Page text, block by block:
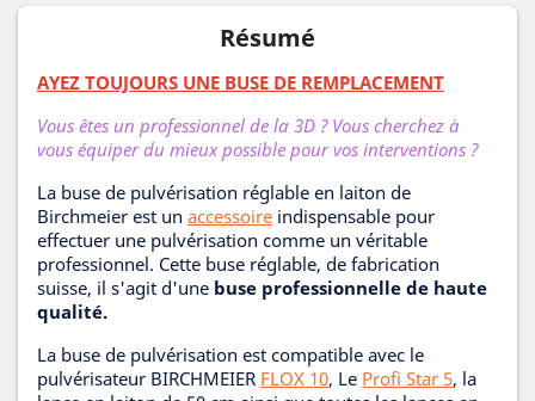
Résumé
AYEZ TOUJOURS UNE BUSE DE REMPLACEMENT
Vous êtes un professionnel de la 3D ? Vous cherchez à
vous équiper du mieux possible pour vos interventions ?
La buse de pulvérisation réglable en laiton de
Birchmeier est un accessoire indispensable pour
effectuer une pulvérisation comme un véritable
professionnel. Cette buse réglable, de fabrication
suisse, il s'agit d'une buse professionnelle de haute
qualité.
La buse de pulvérisation est compatible avec le
pulvérisateur BIRCHMEIER FLOX 10, Le Profi Star 5, la